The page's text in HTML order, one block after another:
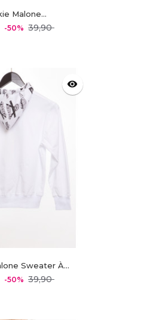
Malone...
Regulärer
-50% 39,90Preis
visibility
Sweater À...
Regulärer
-50% 39,90Preis